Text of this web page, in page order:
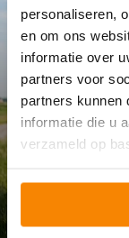
personaliseren,
en om ons
informatie over
partners voor
partners kunnen
informatie die u
verzameld op
Blog
Wandelen
de
lichaam